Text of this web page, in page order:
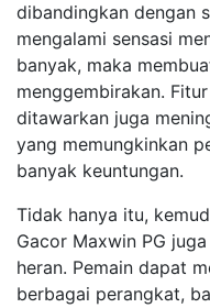
dibandingkan dengan
mengalami sensasi
banyak, maka
menggembirakan.
ditawarkan juga
yang memungkinkan
banyak keuntungan.
Tidak hanya itu,
Gacor Maxwin PG
heran. Pemain dapat
berbagai perangkat,